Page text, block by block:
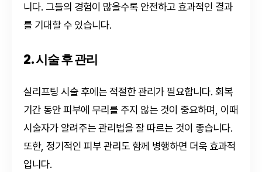
니다. 그들의 경험이 많을수록 안전하고 효과적인 결과
를 기대할 수 있습니다.
2. 시술 후 관리
실리프팅 시술 후에는 적절한 관리가 필요합니다. 회복
기간 동안 피부에 무리를 주지 않는 것이 중요하며, 이때
시술자가 알려주는 관리법을 잘 따르는 것이 좋습니다.
또한, 정기적인 피부 관리도 함께 병행하면 더욱 효과적
입니다.